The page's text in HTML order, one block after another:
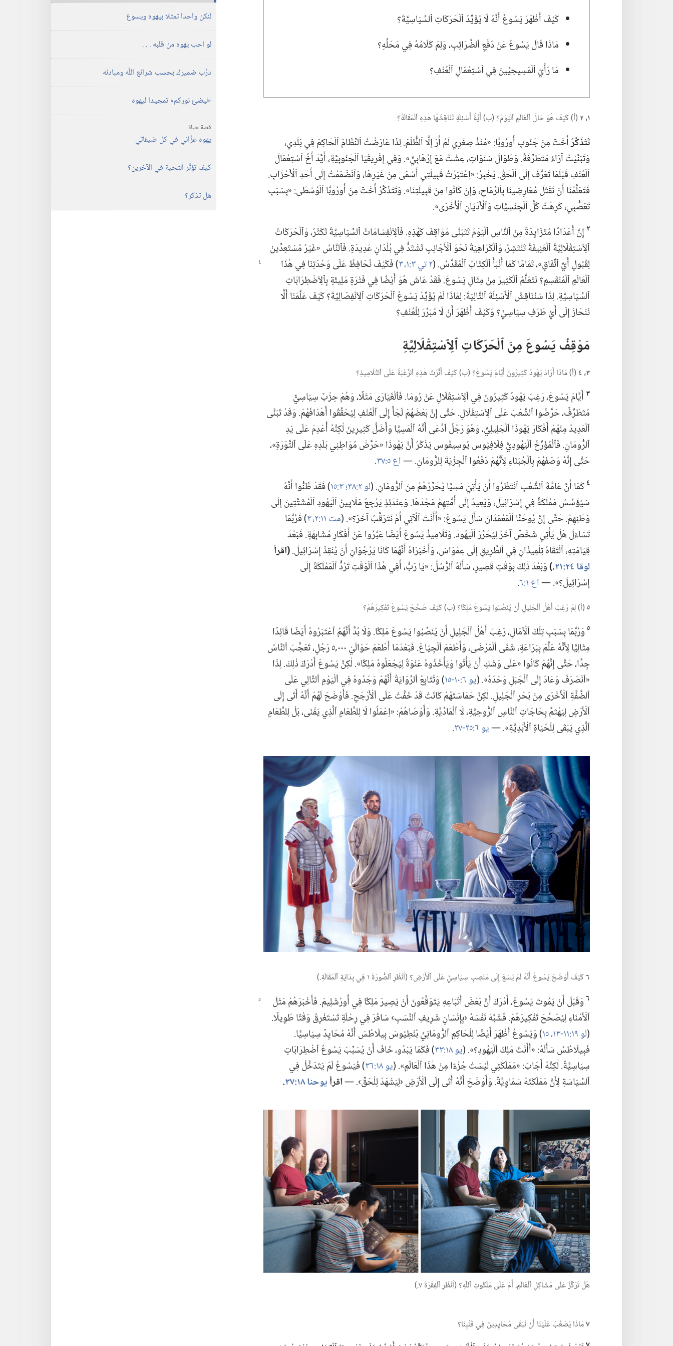
كَيْفَ أَظْهَرَ يَسُوعُ أَنَّهُ لَا يُؤَيِّدُ ٱلْحَرَكَاتِ ٱلسِّيَاسِيَّةَ؟‏
مَاذَا قَالَ يَسُوعُ عَنْ دَفْعِ ٱلضَّرَائِبِ،‏ وَلِمَ كَلَامُهُ فِي مَحَلِّهِ؟‏
مَا رَأْيُ ٱلْمَسِيحِيِّينَ فِي ٱسْتِعْمَالِ ٱلْعُنْفِ؟‏
١،‏ ٢ (‏أ)‏ كَيْفَ هُوَ حَالُ ٱلْعَالَمِ ٱلْيَوْمَ؟‏ (‏ب)‏ أَيَّةُ أَسْئِلَةٍ تُنَاقِشُهَا هٰذِهِ ٱلْمَقَالَةُ؟‏
تَتَذَكَّرُأُخْتٌ مِنْ جَنُوبِ أُورُوبَّا:‏ «مُنْذُ صِغَرِي لَمْ أَرَ إِلَّا ٱلظُّلْمَ.‏ لِذَا عَارَضْتُ ٱلنِّظَامَ ٱلْحَاكِمَ فِي بَلَدِي،‏
وَتَبَنَّيْتُ آرَاءً مُتَطَرِّفَةً.‏ وَطَوَالَ سَنَوَاتٍ،‏ عِشْتُ مَعَ إِرْهَابِيٍّ».‏ وَفِي إِفْرِيقْيَا ٱلْجَنُوبِيَّةِ،‏ أَيَّدَ أَخٌ ٱسْتِعْمَالَ
ٱلْعُنْفِ قَبْلَمَا تَعَرَّفَ إِلَى ٱلْحَقِّ.‏ يُخْبِرُ:‏ «اِعْتَبَرْتُ قَبِيلَتِي أَسْمَى مِنْ غَيْرِهَا،‏ وَٱنْضَمَمْتُ إِلَى أَحَدِ ٱلْأَحْزَابِ.‏
فَتَعَلَّمْنَا أَنْ نَقْتُلَ مُعَارِضِينَا بِٱلرِّمَاحِ،‏ وَإِنْ كَانُوا مِنْ قَبِيلَتِنَا».‏ وَتَتَذَكَّرُ أُخْتٌ مِنْ أُورُوبَّا ٱلْوُسْطَى:‏ «بِسَبَبِ
تَعَصُّبِي،‏ كَرِهْتُ كُلَّ ٱلْجِنْسِيَّاتِ وَٱلْأَدْيَانِ ٱلْأُخْرَى».‏
٢إِنَّ أَعْدَادًا مُتَزَايِدَةً مِنَ ٱلنَّاسِ ٱلْيَوْمَ تَتَبَنَّى مَوَاقِفَ كَهٰذِهِ.‏ فَٱلِٱنْقِسَامَاتُ ٱلسِّيَاسِيَّةُ تَكْثُرُ،‏ وَٱلْحَرَكَاتُ
ٱلِٱسْتِقْلَالِيَّةُ ٱلْعَنِيفَةُ تَنْتَشِرُ،‏ وَٱلْكَرَاهِيَةُ نَحْوَ ٱلْأَجَانِبِ تَشْتَدُّ فِي بُلْدَانٍ عَدِيدَةٍ.‏ فَٱلنَّاسُ «غَيْرُ مُسْتَعِدِّينَ
لِقُبُولِ أَيِّ ٱتِّفَاقٍ»،‏تَمَامًا كَمَا أَنْبَأَ ٱلْكِتَابُ ٱلْمُقَدَّسُ.‏ (‏٢ تي ٣:‏١،‏
‏)‏ فَكَيْفَ نُحَافِظُ عَلَى وَحْدَتِنَا فِي هٰذَا
ٱلْعَالَمِ ٱلْمُنْقَسِمِ؟‏ نَتَعَلَّمُ ٱلْكَثِيرَ مِنْ مِثَالِ يَسُوعَ.‏ فَقَدْ عَاشَ هُوَ أَيْضًا فِي فَتْرَةٍ مَلِيئَةٍ بِٱلِٱضْطِرَابَاتِ
ٱلسِّيَاسِيَّةِ.‏ لِذَا سَنُنَاقِشُ ٱلْأَسْئِلَةَ ٱلتَّالِيَةَ:‏ لِمَاذَا لَمْ يُؤَيِّدْ يَسُوعُ ٱلْحَرَكَاتِ ٱلِٱنْفِصَالِيَّةَ؟‏ كَيْفَ عَلَّمَنَا أَلَّا
نَنْحَازَ إِلَى أَيِّ طَرَفٍ سِيَاسِيٍّ؟‏ وَكَيْفَ أَظْهَرَ أَنْ لَا مُبَرِّرَ لِلْعُنْفِ؟‏
مَوْقِفُ يَسُوعَ مِنَ ٱلْحَرَكَاتِ ٱلِٱسْتِقْلَالِيَّةِ
٣،‏ ٤
(‏أ)‏ مَاذَا أَرَادَ يَهُودٌ كَثِيرُونَ أَيَّامَ يَسُوعَ؟‏ (‏ب)‏ كَيْفَ أَثَّرَتْ هٰذِهِ ٱلرَّغْبَةُ عَلَى ٱلتَّلَامِيذِ؟‏
٣ أَيَّامَ يَسُوعَ،‏ رَغِبَ يَهُودٌ كَثِيرُونَ فِي ٱلِٱسْتِقْلَالِ عَنْ رُومَا.‏ فَٱلْغَيَارَى مَثَلًا،‏ وَهُمْ حِزْبٌ سِيَاسِيٌّ
مُتَطَرِّفٌ،‏ حَرَّضُوا ٱلشَّعْبَ عَلَى ٱلِٱسْتِقْلَالِ.‏ حَتَّى إِنَّ بَعْضَهُمْ لَجَأَ إِلَى ٱلْعُنْفِ لِيُحَقِّقُوا أَهْدَافَهُمْ.‏ وَقَدْ تَبَنَّى
ٱلْعَدِيدُ مِنْهُمْ أَفْكَارَ يَهُوذَا ٱلْجَلِيلِيِّ،‏ وَهُوَ رَجُلٌ ٱدَّعَى أَنَّهُ ٱلْمَسِيَّا وَأَضَلَّ كَثِيرِينَ لٰكِنَّهُ أُعْدِمَ عَلَى يَدِ
ٱلرُّومَانِ.‏ فَٱلْمُؤَرِّخُ ٱلْيَهُودِيُّ فِلَافِيُوس يُوسِيفُوس يَذْكُرُ أَنَّ يَهُوذَا «حَرَّضَ مُوَاطِنِي بَلَدِهِ عَلَى ٱلثَّوْرَةِ»،‏
حَتَّى إِنَّهُ وَصَفَهُمْ بِٱلْجُبَنَاءِ لِأَنَّهُمْ دَفَعُوا ٱلْجِزْيَةَ لِلرُّومَانِ.‏ —‏اع ٥:‏٣٧ ‏.‏
٤كَمَا أَنَّ عَامَّةَ ٱلشَّعْبِ ٱنْتَظَرُوا أَنْ يَأْتِيَ مَسِيَّا يُحَرِّرُهُمْ مِنَ ٱلرُّومَانِ.‏ (‏لو ٢:‏٣٨؛‏
‏)‏ فَقَدْ ظَنُّوا أَنَّهُ
سَيُؤَسِّسُ مَمْلَكَةً فِي إِسْرَائِيلَ،‏ وَيُعِيدُ إِلَى أُمَّتِهِمْ مَجْدَهَا.‏ وَعِنْدَئِذٍ يَرْجِعُ مَلَايِينُ ٱلْيَهُودِ ٱلْمُشَتَّتِينَ إِلَى
وَطَنِهِمْ.‏ حَتَّى إِنَّ يُوحَنَّا ٱلْمَعْمَدَانَ سَأَلَ يَسُوعَ:‏ «أَأَنْتَ ٱلْآتِي أَمْ نَتَرَقَّبُ آخَرَ؟‏».‏ (‏مت ١١:‏٢،‏ ٣
‏)‏ فَرُبَّمَا
تَسَاءَلَ هَلْ يَأْتِي شَخْصٌ آخَرُ لِيُحَرِّرَ ٱلْيَهُودَ.‏ وَتَلَامِيذُ يَسُوعَ أَيْضًا عَبَّرُوا عَنْ أَفْكَارٍ مُشَابِهَةٍ.‏ فَبَعْدَ
قِيَامَتِهِ،‏ ٱلْتَقَاهُ تِلْمِيذَانِ فِي ٱلطَّرِيقِ إِلَى عِمْوَاسَ،‏ وَأَخْبَرَاهُ أَنَّهُمَا كَانَا يَرْجُوَانِ أَنْ يُنْقِذَ إِسْرَائِيلَ.‏‏(‏اقرأ
لوقا ٢٤:‏٢١
‏.‏)‏وَبَعْدَ ذٰلِكَ بِوَقْتٍ قَصِيرٍ،‏ سَأَلَهُ ٱلرُّسُلُ:‏ «يَا رَبُّ،‏ أَفِي هٰذَا ٱلْوَقْتِ تَرُدُّ ٱلْمَمْلَكَةَ إِلَى
إِسْرَائِيلَ؟‏».‏ —‏اع ١:‏٦ ‏.‏
٥(‏أ)‏ لِمَ رَغِبَ أَهْلُ ٱلْجَلِيلِ أَنْ يُنَصِّبُوا يَسُوعَ مَلِكًا؟‏ (‏ب)‏ كَيْفَ صَحَّحَ يَسُوعُ تَفْكِيرَهُمْ؟‏
٥وَرُبَّمَا بِسَبَبِ تِلْكَ ٱلْآمَالِ،‏ رَغِبَ أَهْلُ ٱلْجَلِيلِ أَنْ يُنَصِّبُوا يَسُوعَ مَلِكًا.‏ وَلَا بُدَّ أَنَّهُمُ ٱعْتَبَرُوهُ أَيْضًا قَائِدًا
مِثَالِيًّا لِأَنَّهُ عَلَّمَ بِبَرَاعَةٍ،‏ شَفَى ٱلْمَرْضَى،‏ وَأَطْعَمَ ٱلْجِيَاعَ.‏ فَبَعْدَمَا أَطْعَمَ حَوَالَيْ ٠٠٠‏,٥ رَجُلٍ،‏ تَعَجَّبَ ٱلنَّاسُ
جِدًّا،‏ حَتَّى إِنَّهُمْ كَانُوا «عَلَى وَشْكِ أَنْ يَأْتُوا وَيَأْخُذُوهُ عَنْوَةً لِيَجْعَلُوهُ مَلِكًا».‏ لٰكِنَّ يَسُوعَ أَدْرَكَ ذٰلِكَ.‏ لِذَا
«ٱنْصَرَفَ وَعَادَ إِلَى ٱلْجَبَلِ وَحْدَهُ».‏ (‏يو ٦:‏١٠-‏١٥
‏)‏ وَتُتَابِعُ ٱلرِّوَايَةُ أَنَّهُمْ وَجَدُوهُ فِي ٱلْيَوْمِ ٱلتَّالِي عَلَى
ٱلضَّفَّةِ ٱلْأُخْرَى مِنْ بَحْرِ ٱلْجَلِيلِ.‏ لٰكِنَّ حَمَاسَتَهُمْ كَانَتْ قَدْ خَفَّتْ عَلَى ٱلْأَرْجَحِ.‏ فَأَوْضَحَ لَهُمْ أَنَّهُ أَتَى إِلَى
ٱلْأَرْضِ لِيَهْتَمَّ بِحَاجَاتِ ٱلنَّاسِ ٱلرُّوحِيَّةِ،‏ لَا ٱلْمَادِّيَّةِ.‏ وَأَوْصَاهُمْ:‏ «اِعْمَلُوا لَا لِلطَّعَامِ ٱلَّذِي يَفْنَى،‏ بَلْ لِلطَّعَامِ
ٱلَّذِي يَبْقَى لِلْحَيَاةِ ٱلْأَبَدِيَّةِ».‏ —‏يو ٦:‏٢٥-‏٢٧ ‏.‏
٦كَيْفَ أَوْضَحَ يَسُوعُ أَنَّهُ لَمْ يَسْعَ إِلَى مَنْصِبٍ سِيَاسِيٍّ عَلَى ٱلْأَرْضِ؟‏ (‏اُنْظُرِ ٱلصُّورَةَ ١ فِي بِدَايَةِ ٱلْمَقَالَةِ.‏)‏
٦وَقَبْلَ أَنْ يَمُوتَ يَسُوعُ،‏ أَدْرَكَ أَنَّ بَعْضَ أَتْبَاعِهِيَتَوَقَّعُونَ أَنْ يَصِيرَ مَلِكًا فِي أُورُشَلِيمَ.‏ فَأَخْبَرَهُمْ مَثَلَ
ٱلْأَمْنَاءِ لِيُصَحِّحَ تَفْكِيرَهُمْ.‏ فَشَبَّهَ نَفْسَهُ ‹بِإِنْسَانٍ شَرِيفِ ٱلنَّسَبِ› سَافَرَ فِي رِحْلَةٍ تَسْتَغْرِقُ وَقْتًا طَوِيلًا.‏
(‏لو ١٩:‏١١-‏١٣،‏
‏)‏ وَيَسُوعُ أَظْهَرَ أَيْضًا لِلْحَاكِمِ ٱلرُّومَانِيِّ بُنْطِيُوسَ بِيلَاطُسَ أَنَّهُ مُحَايِدٌ سِيَاسِيًّا.‏
فَبِيلَاطُسُ سَأَلَهُ:‏ «أَأَنْتَ مَلِكُ ٱلْيَهُودِ؟‏».‏ (‏يو ١٨:‏٣٣
‏)‏ فَكَمَا يَبْدُو،‏ خَافَ أَنْ يُسَبِّبَ يَسُوعُ ٱضْطِرَابَاتٍ
سِيَاسِيَّةً.‏ لٰكِنَّهُ أَجَابَ:‏ «مَمْلَكَتِي لَيْسَتْ جُزْءًا مِنْ هٰذَا ٱلْعَالَمِ».‏ (‏يو ١٨:‏٣٦
‏)‏ فَيَسُوعُ لَمْ يَتَدَخَّلْ فِي
ٱلسِّيَاسَةِ لِأَنَّ مَمْلَكَتَهُ سَمَاوِيَّةٌ.‏ وَأَوْضَحَ أَنَّهُ أَتَى إِلَى ٱلْأَرْضِ ‹لِيَشْهَدَ لِلْحَقِّ›.‏ —‏اقرأيوحنا ١٨:‏٣٧ ‏.‏
هَلْ تُرَكِّزُ عَلَى مَشَاكِلِ ٱلْعَالَمِ،‏ أَمْ عَلَى مَلَكُوتِ ٱللّٰهِ؟‏ (‏اُنْظُرِ ٱلْفِقْرَةَ ٧.‏)‏
٧مَاذَا يُصَعِّبُ عَلَيْنَا أَنْ نَبْقَى مُحَايِدِينَ فِي قَلْبِنَا؟‏
‏‎حزيران/
يونيو‏
‏‎٢٠١٨‏
الدراسية)‏
يونيو‏
لنكن واحدا تمثلا بيهوه ويسوع
لو احب يهوه من قلبه .‏ .‏ .‏
درِّب ضميرك بحسب شرائع اللّٰه ومبادئه
‏«ليضئ نوركم» تمجيدا ليهوه
قصة حياة
يهوه عزَّاني في كل ضيقاتي
كيف تؤثِّر التحية في الآخرين؟‏
هل تذكر؟‏